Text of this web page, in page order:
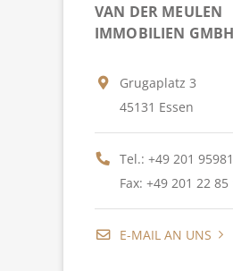
VAN DER MEULEN
IMMOBILIEN GMBH
Grugaplatz 3
45131 Essen
Tel.:+49 201
Fax: +49 201 22 85
E-MAIL AN UNS